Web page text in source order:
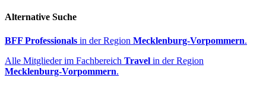
Alternative Suche
BFF Professionals in der Region Mecklenburg-Vorpommern.
Alle Mitglieder im Fachbereich Travel in der Region
Mecklenburg-Vorpommern.